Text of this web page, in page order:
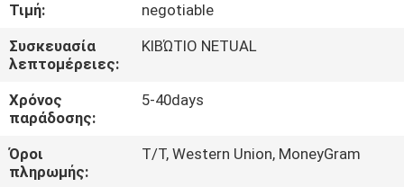
ΠΟΙΟΤΙΚΌΣ
ΈΛΕΓΧΟΣ
ΕΠΙΚΟΙΝΩΝΉΣΤΕ
ΜΑΖΊ
ΜΑΣ
Τιμή:
negotiable
Συσκευασία
λεπτομέρειες:
ΚΙΒΏΤΙΟ NETUAL
Χρόνος
παράδοσης:
5-40days
Όροι
πληρωμής:
T/T, Western Union, MoneyGram